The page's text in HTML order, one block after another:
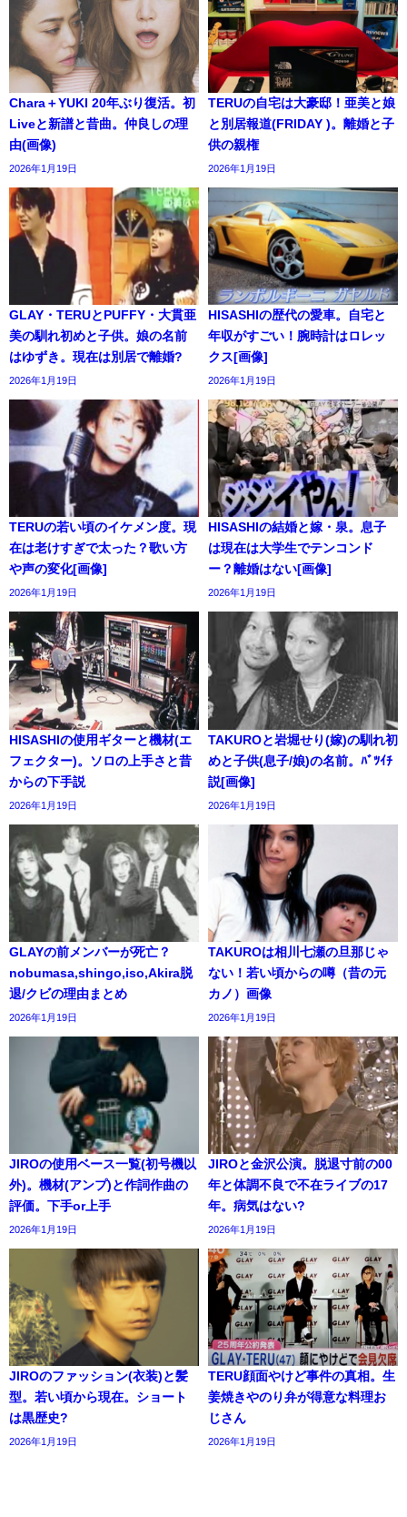
Chara＋YUKI 20年ぶり復活。初
Liveと新譜と昔曲。仲良しの理
由(画像)
2026年1月19日
TERUの自宅は大豪邸！亜美と娘
と別居報道(FRIDAY )。離婚と子
供の親権
2026年1月19日
GLAY・TERUとPUFFY・大貫亜
美の馴れ初めと子供。娘の名前
はゆずき。現在は別居で離婚?
2026年1月19日
HISASHIの歴代の愛車。自宅と
年収がすごい！腕時計はロレッ
クス[画像]
2026年1月19日
TERUの若い頃のイケメン度。現
在は老けすぎで太った？歌い方
や声の変化[画像]
2026年1月19日
HISASHIの結婚と嫁・泉。息子
は現在は大学生でテンコンド
ー？離婚はない[画像]
2026年1月19日
HISASHIの使用ギターと機材(エ
フェクター)。ソロの上手さと昔
からの下手説
2026年1月19日
TAKUROと岩堀せり(嫁)の馴れ初
めと子供(息子/娘)の名前。ﾊﾞﾂｲﾁ
説[画像]
2026年1月19日
GLAYの前メンバーが死亡？
nobumasa,shingo,iso,Akira脱
退/クビの理由まとめ
2026年1月19日
TAKUROは相川七瀬の旦那じゃ
ない！若い頃からの噂（昔の元
カノ）画像
2026年1月19日
JIROの使用ベース一覧(初号機以
外)。機材(アンプ)と作詞作曲の
評価。下手or上手
2026年1月19日
JIROと金沢公演。脱退寸前の00
年と体調不良で不在ライブの17
年。病気はない?
2026年1月19日
JIROのファッション(衣装)と髪
型。若い頃から現在。ショート
は黒歴史?
2026年1月19日
TERU顔面やけど事件の真相。生
姜焼きやのり弁が得意な料理お
じさん
2026年1月19日